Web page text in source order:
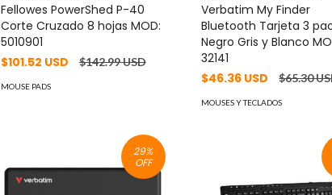
Fellowes PowerShed P-40
Corte Cruzado 8 hojas MOD:
5010901
$101.52 USD
$142.99 USD
MOUSE PADS
Verbatim My Finder
Bluetooth Tarjeta 3
Negro Gris y Blanco
32141
$46.36 USD
$65.30
MOUSES Y TECLADOS
29%
OFF